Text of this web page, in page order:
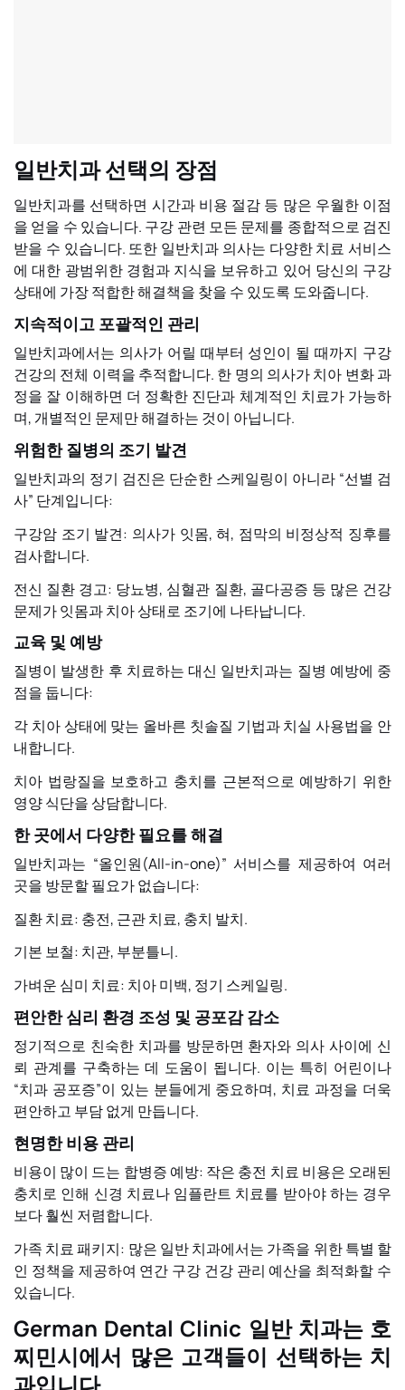
일반치과 선택의 장점
일반치과를 선택하면 시간과 비용 절감 등 많은 우월한 이점
을 얻을 수 있습니다. 구강 관련 모든 문제를 종합적으로 검진
받을 수 있습니다. 또한 일반치과 의사는 다양한 치료 서비스
에 대한 광범위한 경험과 지식을 보유하고 있어 당신의 구강
상태에 가장 적합한 해결책을 찾을 수 있도록 도와줍니다.
지속적이고 포괄적인 관리
일반치과에서는 의사가 어릴 때부터 성인이 될 때까지 구강
건강의 전체 이력을 추적합니다. 한 명의 의사가 치아 변화 과
정을 잘 이해하면 더 정확한 진단과 체계적인 치료가 가능하
며, 개별적인 문제만 해결하는 것이 아닙니다.
위험한 질병의 조기 발견
일반치과의 정기 검진은 단순한 스케일링이 아니라 “선별 검
사” 단계입니다:
구강암 조기 발견: 의사가 잇몸, 혀, 점막의 비정상적 징후를
검사합니다.
전신 질환 경고: 당뇨병, 심혈관 질환, 골다공증 등 많은 건강
문제가 잇몸과 치아 상태로 조기에 나타납니다.
교육 및 예방
질병이 발생한 후 치료하는 대신 일반치과는 질병 예방에 중
점을 둡니다:
각 치아 상태에 맞는 올바른 칫솔질 기법과 치실 사용법을 안
내합니다.
치아 법랑질을 보호하고 충치를 근본적으로 예방하기 위한
영양 식단을 상담합니다.
한 곳에서 다양한 필요를 해결
일반치과는 “올인원(All-in-one)” 서비스를 제공하여 여러
곳을 방문할 필요가 없습니다:
질환 치료: 충전, 근관 치료, 충치 발치.
기본 보철: 치관, 부분틀니.
가벼운 심미 치료: 치아 미백, 정기 스케일링.
편안한 심리 환경 조성 및 공포감 감소
정기적으로 친숙한 치과를 방문하면 환자와 의사 사이에 신
뢰 관계를 구축하는 데 도움이 됩니다. 이는 특히 어린이나
“치과 공포증”이 있는 분들에게 중요하며, 치료 과정을 더욱
편안하고 부담 없게 만듭니다.
현명한 비용 관리
비용이 많이 드는 합병증 예방: 작은 충전 치료 비용은 오래된
충치로 인해 신경 치료나 임플란트 치료를 받아야 하는 경우
보다 훨씬 저렴합니다.
가족 치료 패키지: 많은 일반 치과에서는 가족을 위한 특별 할
인 정책을 제공하여 연간 구강 건강 관리 예산을 최적화할 수
있습니다.
German Dental Clinic 일반 치과는 호
찌민시에서 많은 고객들이 선택하는 치